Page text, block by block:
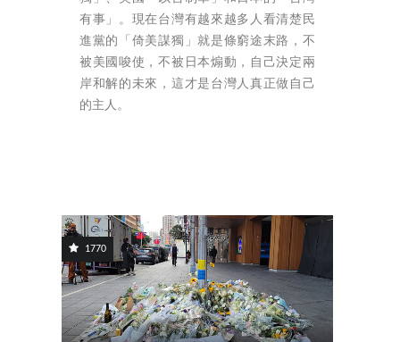
有事」。現在台灣有越來越多人看清楚民
進黨的「倚美謀獨」就是條窮途末路，不
被美國唆使，不被日本煽動，自己決定兩
岸和解的未來，這才是台灣人真正做自己
的主人。
1770